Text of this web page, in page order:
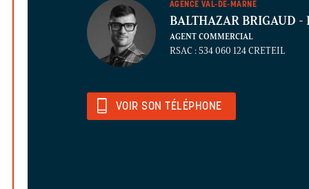
AGENCE VAL-DE-MARNE
BALTHAZAR BRIGAUD -
AGENT COMMERCIAL
RSAC : 534 060 124 CRETEIL
VOIR SON TÉLÉPHONE